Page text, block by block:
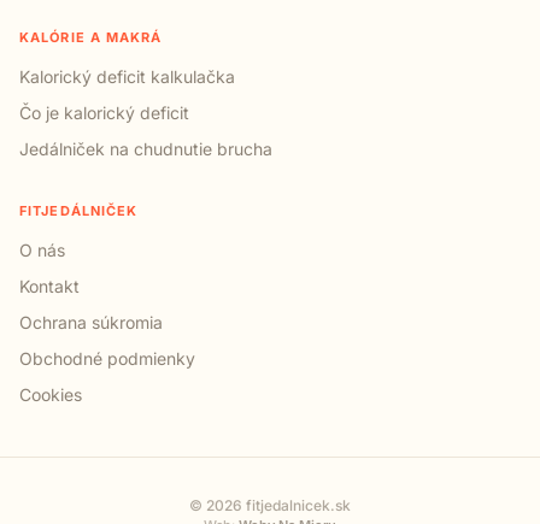
KALÓRIE A MAKRÁ
Kalorický deficit kalkulačka
Čo je kalorický deficit
Jedálniček na chudnutie brucha
FITJEDÁLNIČEK
O nás
Kontakt
Ochrana súkromia
Obchodné podmienky
Cookies
© 2026 fitjedalnicek.sk